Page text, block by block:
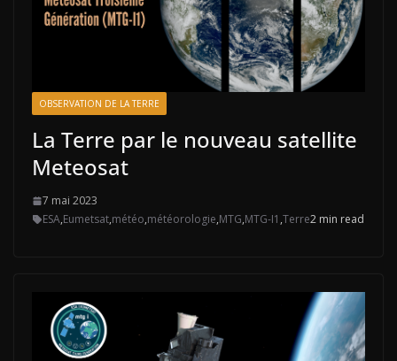
OBSERVATION DE LA TERRE
La Terre par le nouveau satellite
Meteosat
7 mai 2023
ESA,Eumetsat,météo,météorologie,MTG,MTG-I1 ,Terre2 min read